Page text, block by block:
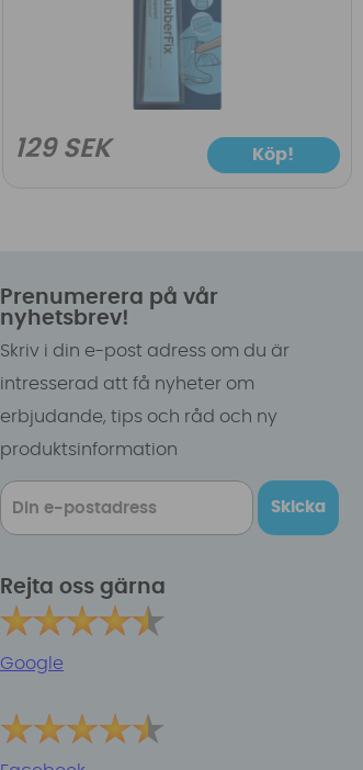
129 SEK Köp!
Prenumerera på vår
nyhetsbrev!
Skriv i din e-post adress om du är
intresserad att få nyheter om
erbjudande, tips och råd och ny
produktsinformation
Skicka
Rejta oss gärna
Google